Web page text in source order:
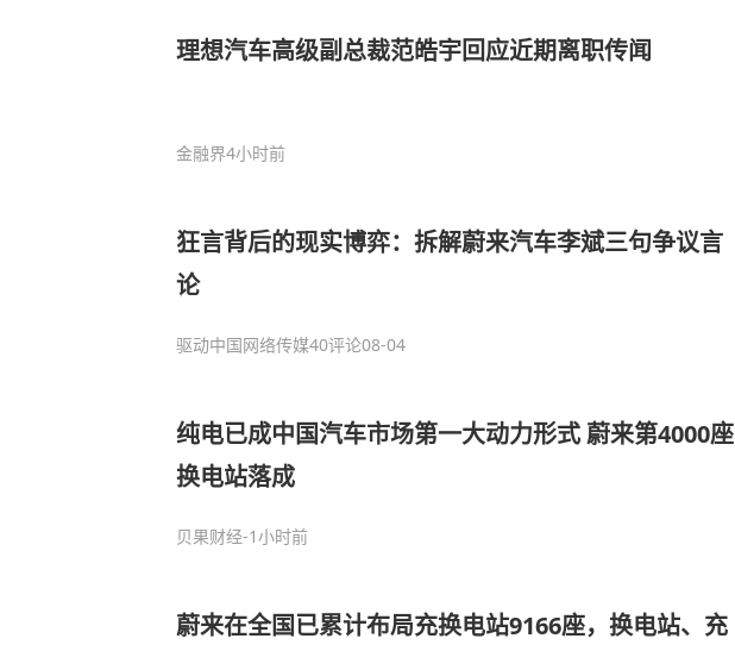
理想汽车高级副总裁范皓宇回应近期离职传闻
金融界4小时前
狂言背后的现实博弈：拆解蔚来汽车李斌三句争议言
论
驱动中国网络传媒40评论08-04
纯电已成中国汽车市场第一大动力形式 蔚来第4000座
换电站落成
贝果财经-1小时前
蔚来在全国已累计布局充换电站9166座，换电站、充